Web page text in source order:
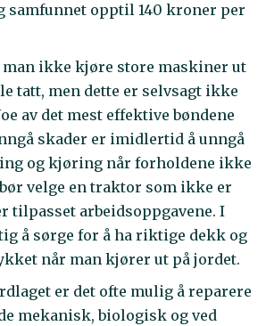
samfunnet opptil 140 kroner per
man ikke kjøre store maskiner ut
tatt, men dette er selvsagt ikke
av det mest effektive bøndene
skader er imidlertid å unngå
og kjøring når forholdene ikke
velge en traktor som ikke er
tilpasset arbeidsoppgavene. I
å sørge for å ha riktige dekk og
når man kjører ut på jordet.
er det ofte mulig å reparere
mekanisk, biologisk og ved